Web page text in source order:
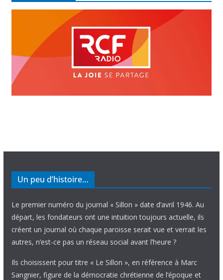
Un peu d’histoire…
Le premier numéro du journal « Sillon » date d’avril 1946. Au
départ, les fondateurs ont une intuition toujours actuelle, ils
créent un journal où chaque paroisse serait vue et verrait les
autres, n’est-ce pas un réseau social avant l’heure ?
Ils choisissent pour titre « Le Sillon », en référence à Marc
Sangnier, figure de la démocratie chrétienne de l’époque et